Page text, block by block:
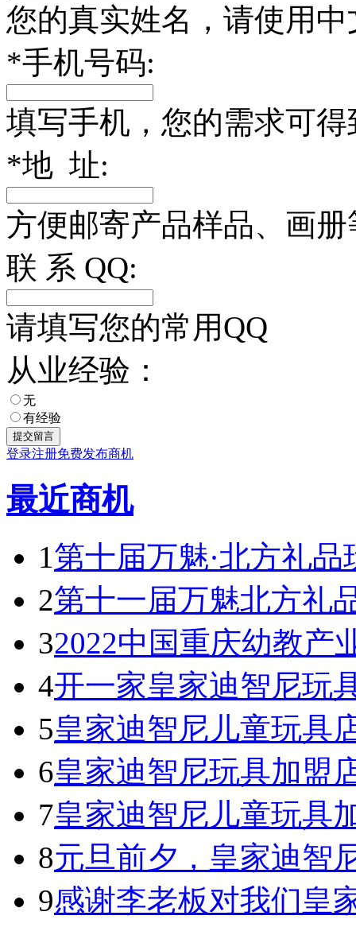
您的真实姓名，请使用中
*手机号码:
填写手机，您的需求可
*地 址:
方便邮寄产品样品、画
联 系 QQ:
请填写您的常用QQ
从业经验：
无
有经验
登录注册免费发布商机
最近商机
1第十届万魅·北方礼
2第十一届万魅北方礼
32022中国重庆幼教产
4开一家皇家迪智尼玩
5皇家迪智尼儿童玩具
6皇家迪智尼玩具加盟
7皇家迪智尼儿童玩具
8元旦前夕，皇家迪智
9感谢李老板对我们皇